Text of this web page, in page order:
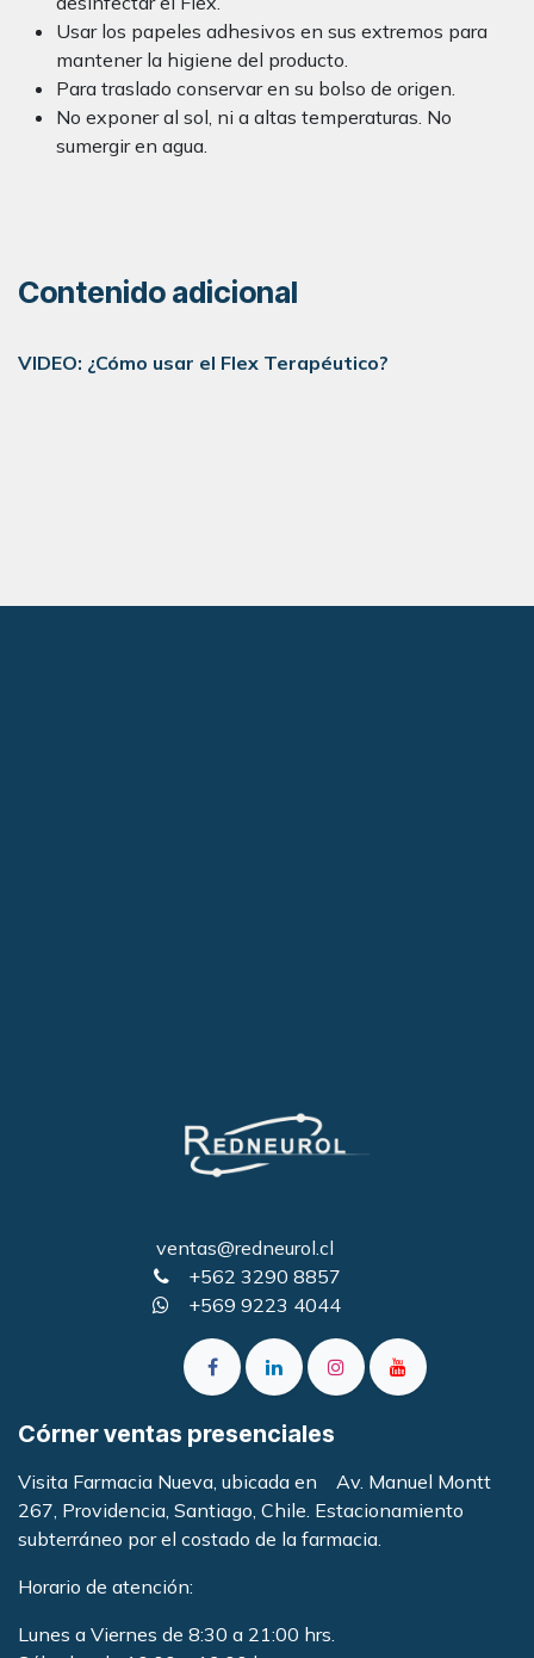
Usar los papeles adhesivos en sus extremos para
mantener la higiene del producto.
Para traslado conservar en su bolso de origen.
No exponer al sol, ni a altas temperaturas. No
sumergir en agua.
Contenido adicional
VIDEO: ¿Cómo usar el Flex Terapéutico?
ventas@redneurol.cl
+562 3290 8857
+569 9223 4044
Córner ventas presenciales
Visita Farmacia Nueva, ubicada en Av. Manuel Montt
267, Providencia, Santiago, Chile. Estacionamiento
subterráneo por el costado de la farmacia.
Horario de atención:
Lunes a Viernes de 8:30 a 21:00 hrs.